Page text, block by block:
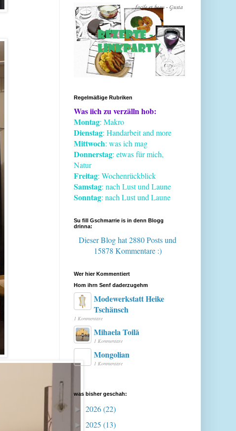
Regelmäßige Rubriken
Was iich zu verzälln hob:
Montag: Makro
Dienstag: Handarbeit and more
Mittwoch: was ich mag
Donnerstag: etwas für mich,
Natur
Freitag: Wochenrückblick
Samstag: nach Lust und Laune
Sonntag: nach Lust und Laune
Su fill Gschmarrie is in denn Blogg
drinna:
Dieser Blog hat 2880 Postsund
15878 Kommentare :)
Wer hier Kommentiert
Hom ihrn Senf daderzugehm
Modewerkstatt Heike
Tschänsch
1 Kommentare
Mihaela Toilă
1 Kommentare
Mongolian
1 Kommentare
was bisher geschah:
► 2026(22)
► 2025 (13)